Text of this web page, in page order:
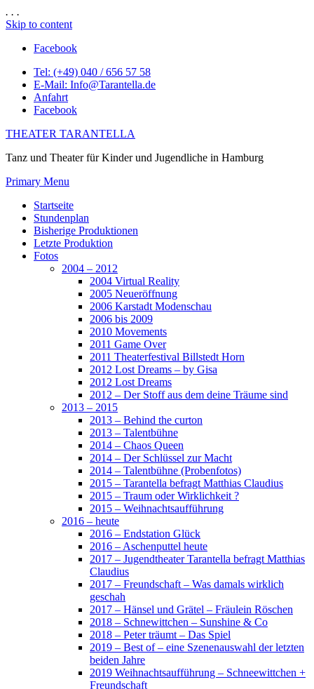
. . .
Skip to content
Facebook
Tel: (+49) 040 / 656 57 58
E-Mail: Info@Tarantella.de
Anfahrt
Facebook
THEATER TARANTELLA
Tanz und Theater für Kinder und Jugendliche in Hamburg
Primary Menu
Startseite
Stundenplan
Bisherige Produktionen
Letzte Produktion
Fotos
2004 – 2012
2004 Virtual Reality
2005 Neueröffnung
2006 Karstadt Modenschau
2006 bis 2009
2010 Movements
2011 Game Over
2011 Theaterfestival Billstedt Horn
2012 Lost Dreams – by Gisa
2012 Lost Dreams
2012 – Der Stoff aus dem deine Träume sind
2013 – 2015
2013 – Behind the curton
2013 – Talentbühne
2014 – Chaos Queen
2014 – Der Schlüssel zur Macht
2014 – Talentbühne (Probenfotos)
2015 – Tarantella befragt Matthias Claudius
2015 – Traum oder Wirklichkeit ?
2015 – Weihnachtsaufführung
2016 – heute
2016 – Endstation Glück
2016 – Aschenputtel heute
2017 – Jugendtheater Tarantella befragt Matthias
Claudius
2017 – Freundschaft – Was damals wirklich
geschah
2017 – Hänsel und Grätel – Fräulein Röschen
2018 – Schnewittchen – Sunshine & Co
2018 – Peter träumt – Das Spiel
2019 – Best of – eine Szenenauswahl der letzten
beiden Jahre
2019 Weihnachtsaufführung – Schneewittchen +
Freundschaft